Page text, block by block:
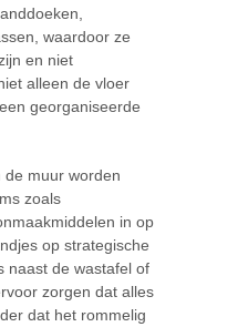
waardoor ze
en niet
alleen de vloer
georganiseerde
de muur worden
zoals
in op
op strategische
naast de wastafel of
zorgen dat alles
dat het rommelig